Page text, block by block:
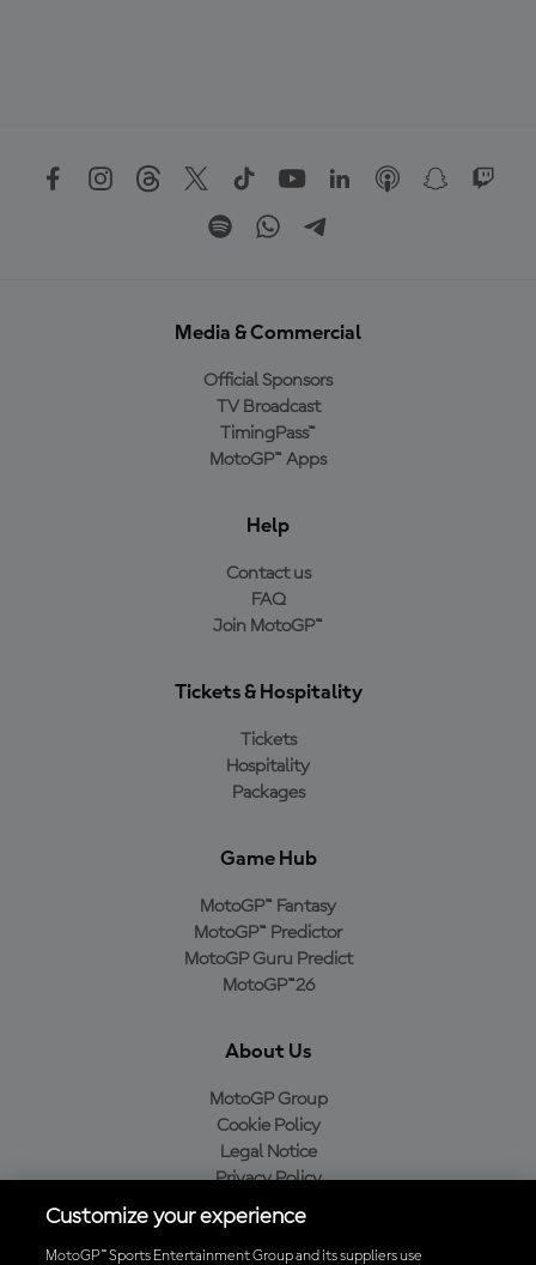
Media & Commercial
Official Sponsors
TV Broadcast
TimingPass™
MotoGP™ Apps
Help
Contact us
FAQ
Join MotoGP™
Tickets & Hospitality
Tickets
Hospitality
Packages
Game Hub
MotoGP™ Fantasy
MotoGP™ Predictor
MotoGP Guru Predict
MotoGP™26
About Us
MotoGP Group
Cookie Policy
Legal Notice
Privacy Policy
Purchase Policy
Customize your experience
MotoGP™ Sports Entertainment Group and its suppliers use